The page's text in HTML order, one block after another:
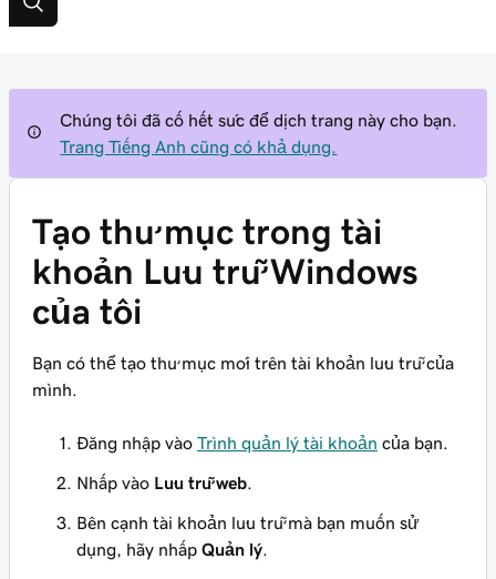
Chúng tôi đã cố hết sức để dịch trang này cho bạn.
Trang Tiếng Anh cũng có khả dụng.
Tạo thư mục trong tài
khoản Lưu trữ Windows
của tôi
Bạn có thể tạo thư mục mới trên tài khoản lưu trữ của
mình.
Đăng nhập vào Trình quản lý tài khoản của bạn.
Nhấp vào Lưu trữ web
Bên cạnh tài khoản lưu trữ mà bạn muốn sử
dụng, hãy nhấp Quản lý